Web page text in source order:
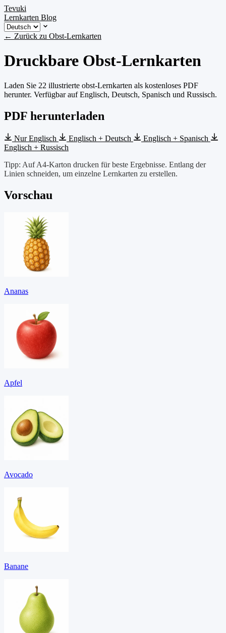
Tevuki
Lernkarten Blog
← Zurück zu Obst-Lernkarten
Druckbare Obst-Lernkarten
Laden Sie 22 illustrierte obst-Lernkarten als kostenloses PDF
herunter. Verfügbar auf Englisch, Deutsch, Spanisch und Russisch.
PDF herunterladen
Nur Englisch Englisch + Deutsch
Englisch + Spanisch
Englisch + Russisch
Tipp: Auf A4-Karton drucken für beste Ergebnisse. Entlang der
Linien schneiden, um einzelne Lernkarten zu erstellen.
Vorschau
Ananas
Apfel
Avocado
Banane